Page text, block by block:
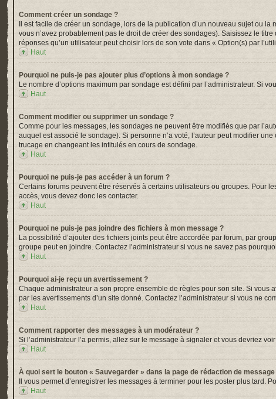
Comment créer un sondage ?
Il est facile de créer un sondage, lors de la publication d’un nouveau sujet ou
vous n’avez probablement pas le droit de créer des sondages). Saisissez le
réponses qu’un utilisateur peut choisir lors de son vote dans « Option(s) par
Haut
Pourquoi ne puis-je pas ajouter plus d’options à mon sondage ?
Le nombre d’options maximum par sondage est défini par l’administrateur. Si
Haut
Comment modifier ou supprimer un sondage ?
Comme pour les messages, les sondages ne peuvent être modifiés que par
auquel est associé le sondage). Si personne n’a voté, l’auteur peut modifier
trucage en changeant les intitulés en cours de sondage.
Haut
Pourquoi ne puis-je pas accéder à un forum ?
Certains forums peuvent être réservés à certains utilisateurs ou groupes. Pour
accès, vous devez donc les contacter.
Haut
Pourquoi ne puis-je pas joindre des fichiers à mon message ?
La possibilité d’ajouter des fichiers joints peut être accordée par forum, par
groupe peut en joindre. Contactez l’administrateur si vous ne savez pas
Haut
Pourquoi ai-je reçu un avertissement ?
Chaque administrateur a son propre ensemble de règles pour son site. Si vous
par les avertissements d’un site donné. Contactez l’administrateur si vous ne
Haut
Comment rapporter des messages à un modérateur ?
Si l’administrateur l’a permis, allez sur le message à signaler et vous devriez
Haut
À quoi sert le bouton « Sauvegarder » dans la page de rédaction de message
Il vous permet d’enregistrer les messages à terminer pour les poster plus tard.
Haut